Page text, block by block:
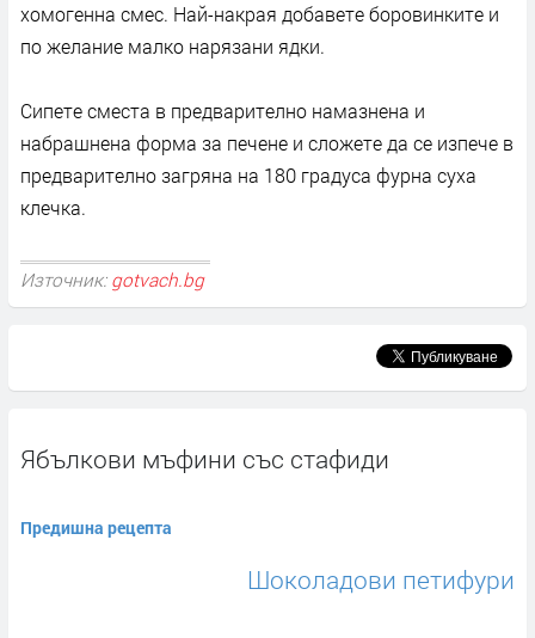
хомогенна смес. Най-накрая добавете боровинките и
по желание малко нарязани ядки.
Сипете сместа в предварително намазнена и
набрашнена форма за печене и сложете да се изпече в
предварително загряна на 180 градуса фурна суха
клечка.
Източник: gotvach.bg
Ябълкови мъфини със стафиди
Предишна рецепта
Шоколадови петифури